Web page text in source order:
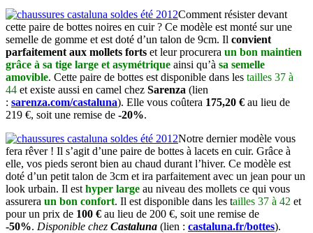
Comment résister devant
cette paire de bottes noires en cuir ? Ce modèle est monté sur une
semelle de gomme et est doté d’un talon de 9cm. Il convient
parfaitement aux mollets forts et leur procurera un bon maintien
grâce à sa tige large et asymétrique ainsi qu’à sa semelle
amovible. Cette paire de bottes est disponible dans les tailles 37 à
44 et existe aussi en camel chez Sarenza (lien
: sarenza.com/castaluna). Elle vous coûtera 175,20 € au lieu de
219 €, soit une remise de -20%.
Notre dernier modèle vous
fera rêver ! Il s’agit d’une paire de bottes à lacets en cuir. Grâce à
elle, vos pieds seront bien au chaud durant l’hiver. Ce modèle est
doté d’un petit talon de 3cm et ira parfaitement avec un jean pour un
look urbain. Il est hyper large au niveau des mollets ce qui vous
assurera un bon confort. Il est disponible dans les tailles 37 à 42 et
pour un prix de 100 € au lieu de 200 €, soit une remise de
-50%. Disponible chez Castaluna (lien : castaluna.fr/bottes).